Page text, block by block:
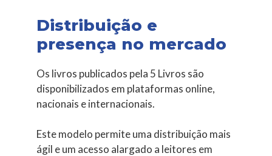
Distribuição e
presença no mercado
Os livros publicados pela 5 Livros são
disponibilizados em plataformas online,
nacionais e internacionais.
Este modelo permite uma distribuição mais
ágil e um acesso alargado a leitores em